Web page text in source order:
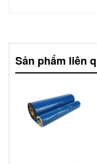
Sản phẩm liên